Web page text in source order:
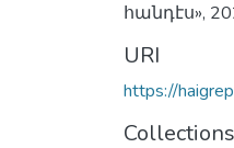
հանդէս»,
URI
https://
Collections